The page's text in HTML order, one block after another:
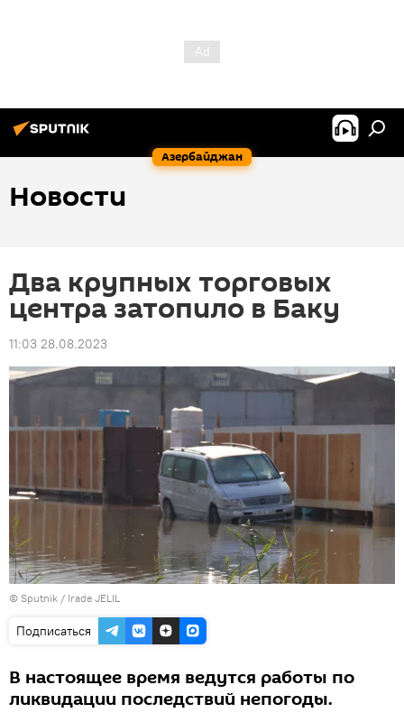
Азербайджан
Новости
Два крупных торговых
центра затопило в Баку
11:03 28.08.2023
© Sputnik / Irade JELIL
Подписаться
В настоящее время ведутся работы по
ликвидации последствий непогоды.